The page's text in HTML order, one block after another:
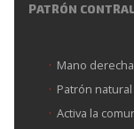
PATRÓN
Mano
Patrón
Activa la